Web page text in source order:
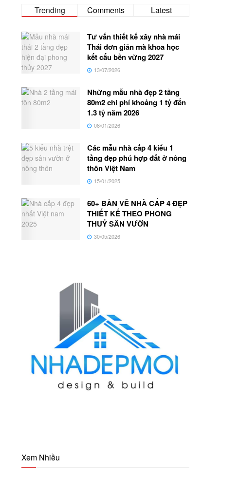
Trending Comments Latest
Tư vấn thiết kế xây nhà mái
Thái đơn giản mà khoa học
kết cấu bền vững 2027
13/07/2026
Những mẫu nhà đẹp 2 tầng
80m2 chi phí khoảng 1 tỷ đến
1.3 tỷ năm 2026
08/01/2026
Các mẫu nhà cấp 4 kiểu 1
tầng đẹp phú hợp đất ở nông
thôn Việt Nam
15/01/2025
60+ BẢN VẼ NHÀ CẤP 4 ĐẸP
THIẾT KẾ THEO PHONG
THUỶ SÂN VƯỜN
30/05/2026
Xem Nhiều